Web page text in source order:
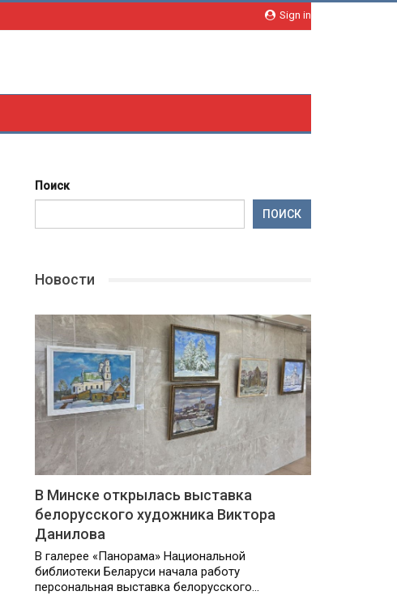
Sign in
Поиск
ПОИСК
Новости
В Минске открылась выставка
белорусского художника Виктора
Данилова
В галерее «Панорама» Национальной
библиотеки Беларуси начала работу
персональная выставка белорусского…